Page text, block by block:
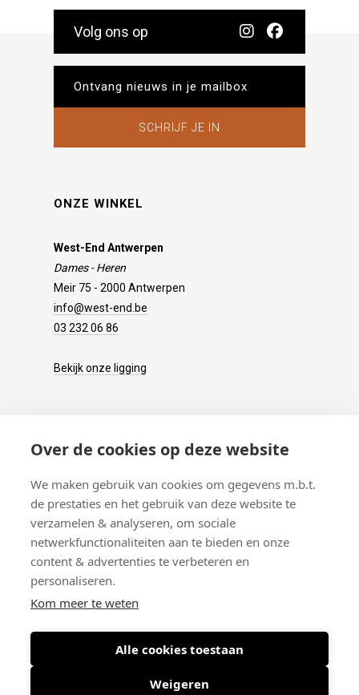
Over de cookies op deze website
We maken gebruik van cookies om gegevens m.b.t.
de prestaties en het gebruik van deze website te
verzamelen & analyseren, om sociale
netwerkfunctionaliteiten aan te bieden en onze
content & advertenties te verbeteren en
personaliseren.
Kom meer te weten
Alle cookies toestaan
Weigeren
Volg ons op
SCHRIJF JE IN
ONZE WINKEL
West-End Antwerpen
Dames - Heren
Meir 75 - 2000 Antwerpen
info@west-end.be
03 232 06 86
Bekijk onze ligging
Verzenden
Retourneren
Betalen
Veelgestelde vragen
© 2026 West-End BV-Meir 75, 2000 Antwerpen (België)
Algemene voorwaarden